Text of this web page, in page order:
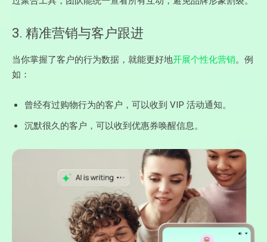
3. 精准营销与客户跟进
当你掌握了客户的行为数据，就能更好地开展个性化营销。例
如：
曾经有过购物行为的客户，可以收到 VIP 活动通知。
沉默很久的客户，可以收到优惠券唤醒信息。